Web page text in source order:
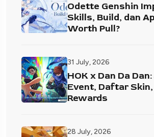
Odette Genshin
Skills, Build, dan
Worth Pull?
31 July, 2026
HOK x Dan Da
Event, Daftar
Rewards
28 July, 2026